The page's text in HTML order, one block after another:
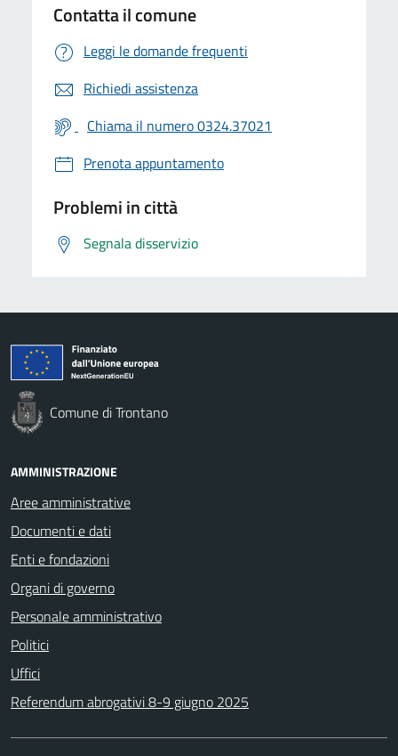
Contatta il comune
Leggi le domande frequenti
Richiedi assistenza
Chiama il numero 0324.37021
Prenota appuntamento
Problemi in città
Segnala disservizio
Comune di Trontano
AMMINISTRAZIONE
Aree amministrative
Documenti e dati
Enti e fondazioni
Organi di governo
Personale amministrativo
Politici
Uffici
Referendum abrogativi 8-9 giugno 2025